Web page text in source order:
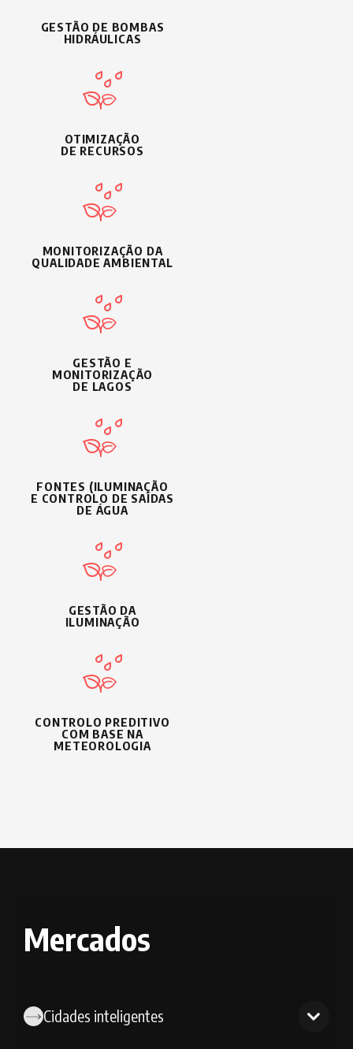
GESTÃO DE BOMBAS
HIDRÁULICAS
OTIMIZAÇÃO
DE RECURSOS
MONITORIZAÇÃO DA
QUALIDADE AMBIENTAL
GESTÃO E
MONITORIZAÇÃO
DE LAGOS
FONTES (ILUMINAÇÃO
E CONTROLO DE SAÍDAS
DE ÁGUA
GESTÃO DA
ILUMINAÇÃO
CONTROLO PREDITIVO
COM BASE NA
METEOROLOGIA
Mercados
Cidades inteligentes